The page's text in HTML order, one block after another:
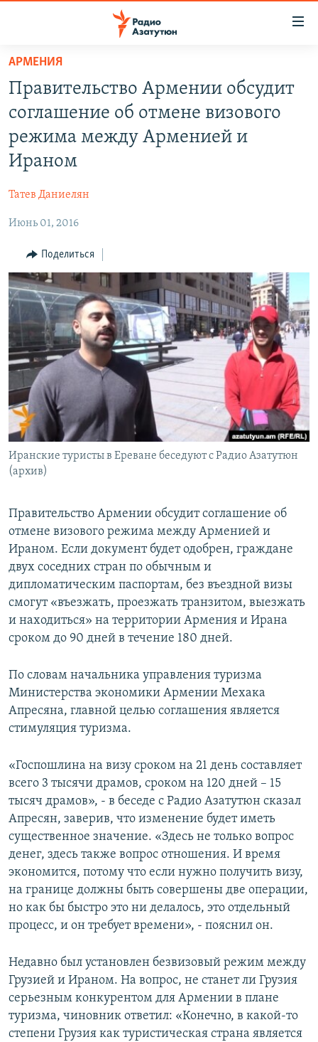
Перейти
основному
содержанию
основной
Перейти
НОВОСТИ
ОБЩЕСТВО
РЕГИОН
НАГОРНЫЙ КАРАБАХ
КУЛЬТУРА
СПОРТ
АРХИВ
Հայերեն
English
Русский
Все сайты Радио Азатутюн
АРМЕНИЯ
Правительство Армении обсудит
соглашение об отмене визового
режима между Арменией и
Ираном
Татев Даниелян
Июнь 01, 2016
Поделиться
Иранские туристы в Ереване беседуют с Радио Азатутюн
(архив)
Правительство Армении обсудит соглашение об
отмене визового режима между Арменией и
Ираном. Если документ будет одобрен, граждане
двух соседних стран по обычным и
дипломатическим паспортам, без въездной визы
смогут «въезжать, проезжать транзитом, выезжать
и находиться» на территории Армения и Ирана
сроком до 90 дней в течение 180 дней.
По словам начальника управления туризма
Министерства экономики Армении Мехака
Апресяна, главной целью соглашения является
стимуляция туризма.
«Госпошлина на визу сроком на 21 день составляет
всего 3 тысячи драмов, сроком на 120 дней – 15
тысяч драмов», - в беседе с Радио Азатутюн сказал
Апресян, заверив, что изменение будет иметь
существенное значение. «Здесь не только вопрос
денег, здесь также вопрос отношения. И время
экономится, потому что если нужно получить визу,
на границе должны быть совершены две операции,
но как бы быстро это ни делалось, это отдельный
процесс, и он требует времени», - пояснил он.
Недавно был установлен безвизовый режим между
Грузией и Ираном. На вопрос, не станет ли Грузия
серьезным конкурентом для Армении в плане
туризма, чиновник ответил: «Конечно, в какой-то
степени Грузия как туристическая страна является